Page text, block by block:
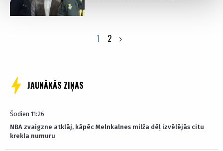
1 2
JAUNĀKĀS ZIŅAS
Šodien 11:26
NBA zvaigzne atklāj, kāpēc Melnkalnes milža dēļ izvēlējās citu
krekla numuru